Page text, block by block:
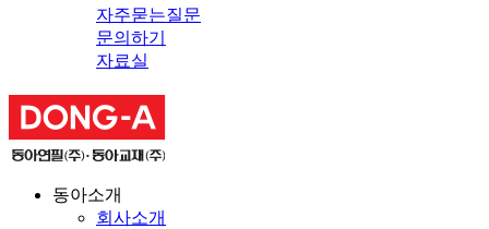
자주묻는질문
문의하기
자료실
동아소개
회사소개